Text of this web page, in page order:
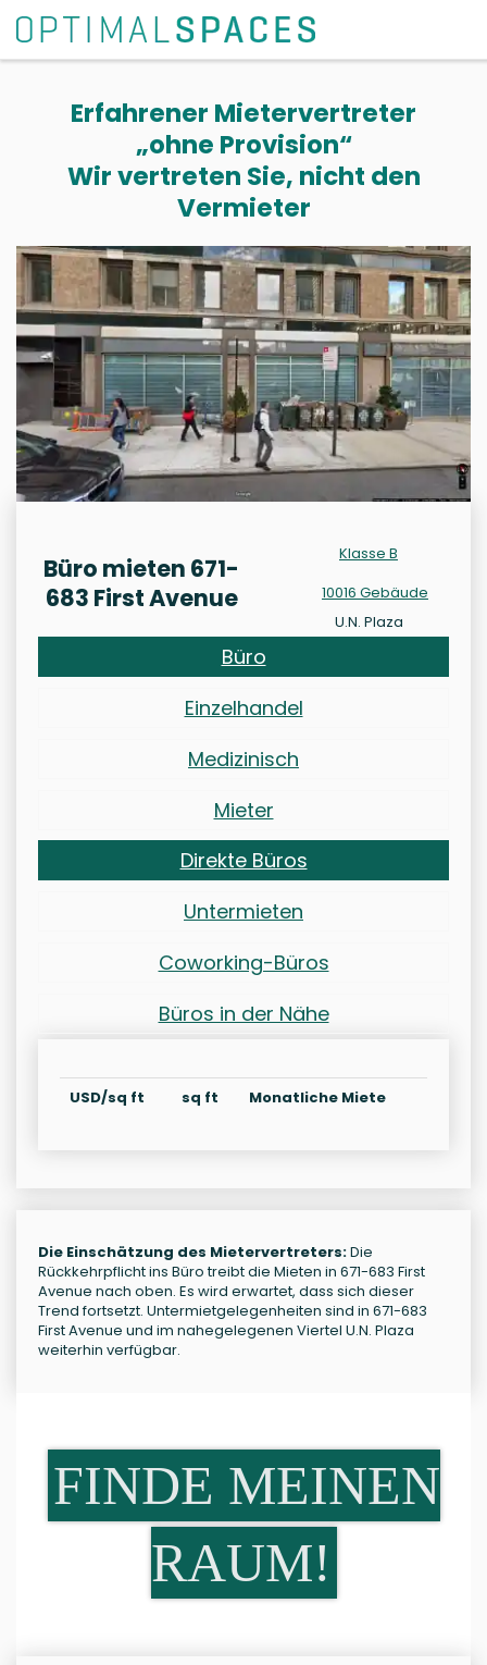
Erfahrener Mietervertreter
„ohne Provision“
Wir vertreten Sie, nicht den
Vermieter
Büro mieten 671-
683 First Avenue
Klasse B
10016 Gebäude
U.N. Plaza
Büro
Einzelhandel
Medizinisch
Mieter
Direkte Büros
Untermieten
Coworking-Büros
Büros in der Nähe
USD/sq ft sq ft Monatliche Miete
Die Einschätzung des Mietervertreters:Die
Rückkehrpflicht ins Büro treibt die Mieten in 671-683 First
Avenue nach oben. Es wird erwartet, dass sich dieser
Trend fortsetzt. Untermietgelegenheiten sind in 671-683
First Avenue und im nahegelegenen Viertel U.N. Plaza
weiterhin verfügbar.
FINDE MEINEN
RAUM!